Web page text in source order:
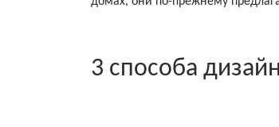
3 способа